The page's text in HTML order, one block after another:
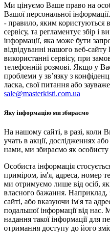
Ми цінуємо Ваше право на
Вашої персональної
- правило, яким користуються
сервісу, та регламентує збір і
інформації, яка може бути
відвідуванні нашого веб-
використанні сервісу, при
телефонній розмові. Якщо у
проблеми у зв’язку з
ласка, свої питання або
sale@masterkisti.com.ua
Яку інформацію ми збираємо
На нашому сайті, в разі, коли
учать в акції, дослідженнях
нами, ми збираємо як особисту
Особиста інформація
приміром, ім'я, адреса, номер
ми отримуємо лише від осіб,
власного бажання.
сайті, або вказуючи ім'я та
подальшої інформації від нас.
надання такої інформації для
отримання доступу до його